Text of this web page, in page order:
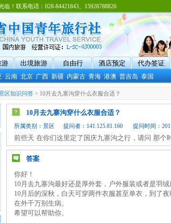
！联系电话：028-84421843、15928788826
游 出境旅游 自由行 酒店预定 代办签证
云南 北京 广西 新疆 内蒙古 青海 港澳 普吉岛 泰国
区知识问答 > 10月去九寨沟穿什么衣服合适？
10月去九寨沟穿什么衣服合适？
所属类别： 景区 提问者：141.125.81.160 提问时间：
前些天 在你们这里定了国庆九寨沟之行，请问 那个
答案
你好！
10月去九寨沟最好还是厚外套，户外服装或者是羽
10月后的深秋，白天可穿两件衣服甚至单衣，到了
在外千万别生病。
希望可以帮助你。